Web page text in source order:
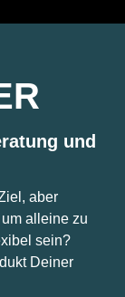
und
aber
alleine zu
sein?
Deiner